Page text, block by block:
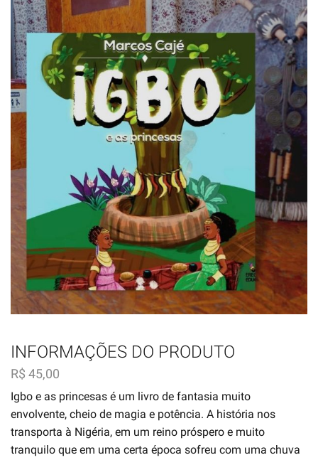
INFORMAÇÕES DO PRODUTO
R$ 45,00
Igbo e as princesas é um livro de fantasia muito
envolvente, cheio de magia e potência. A história nos
transporta à Nigéria, em um reino próspero e muito
tranquilo que em uma certa época sofreu com uma chuva